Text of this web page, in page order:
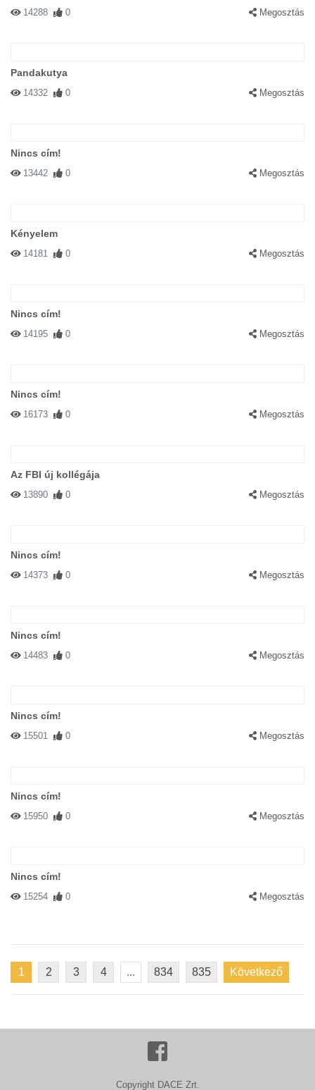
14288 0 Megosztás
Pandakutya
14332 0 Megosztás
Nincs cím!
13442 0 Megosztás
Kényelem
14181 0 Megosztás
Nincs cím!
14195 0 Megosztás
Nincs cím!
16173 0 Megosztás
Az FBI új kollégája
13890 0 Megosztás
Nincs cím!
14373 0 Megosztás
Nincs cím!
14483 0 Megosztás
Nincs cím!
15501 0 Megosztás
Nincs cím!
15950 0 Megosztás
Nincs cím!
15254 0 Megosztás
1 2 3 4 ... 834 835 Következő
Copyright DACE Zrt.